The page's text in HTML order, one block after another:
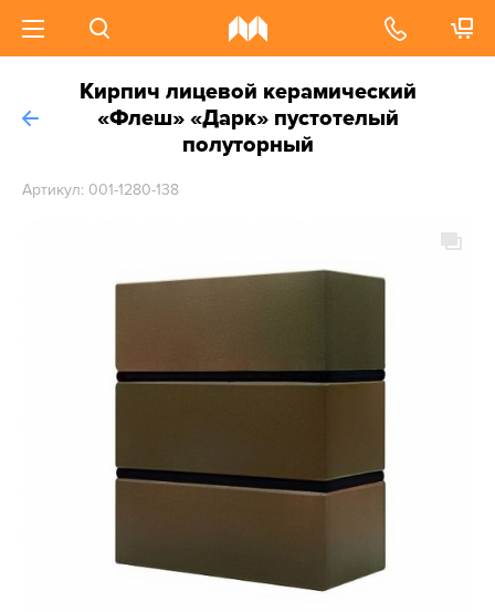
Кирпич лицевой керамический
«Флеш» «Дарк» пустотелый
полуторный
Артикул: 001-1280-138